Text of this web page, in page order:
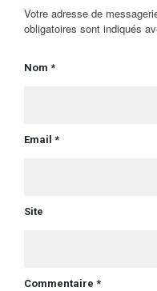
Votre adresse de
obligatoires sont indiqués
Nom *
Email *
Site
Commentaire *